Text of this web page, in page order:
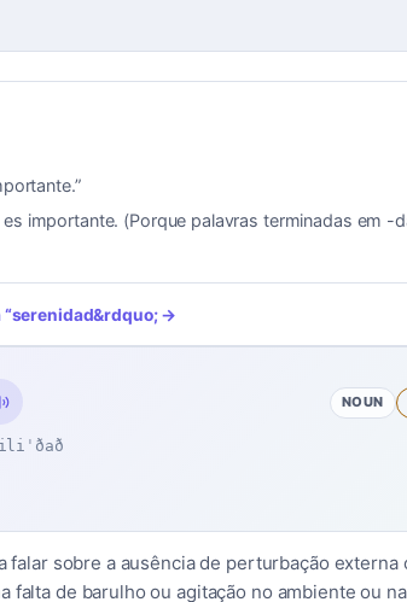
”
es importante. (Porque palavras terminadas em -
“serenidad&rdquo; →
NOUN
falar sobre a ausência de perturbação externa
falta de barulho ou agitação no ambiente ou